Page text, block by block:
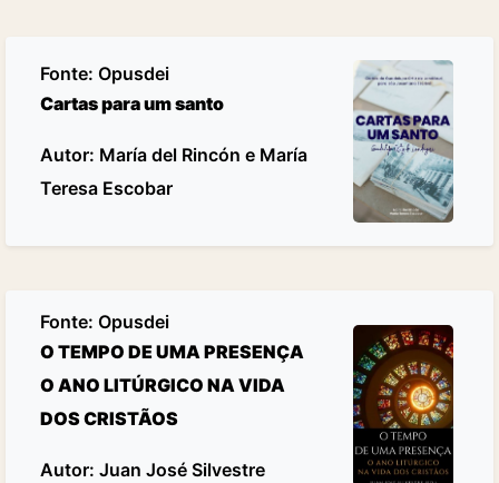
Fonte: Opusdei
Cartas para um santo
Autor: María del Rincón e María
Teresa Escobar
Fonte: Opusdei
O TEMPO DE UMA PRESENÇA
O ANO LITÚRGICO NA VIDA
DOS CRISTÃOS
Autor: Juan José Silvestre